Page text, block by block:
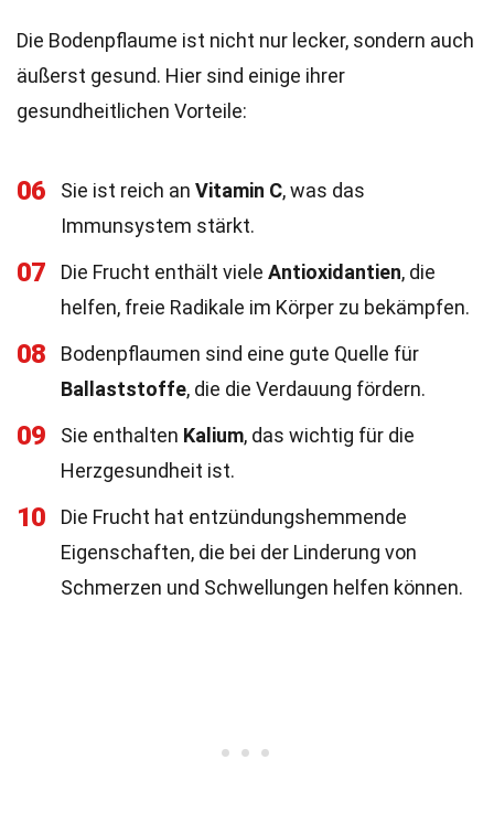
Die Bodenpflaume ist nicht nur lecker, sondern auch
äußerst gesund. Hier sind einige ihrer
gesundheitlichen Vorteile:
06 Sie ist reich an Vitamin C, was das
Immunsystem stärkt.
07 Die Frucht enthält viele Antioxidantien, die
helfen, freie Radikale im Körper zu bekämpfen.
08
Bodenpflaumen sind eine gute Quelle für
Ballaststoffe, die die Verdauung fördern.
09 Sie enthalten Kalium, das wichtig für die
Herzgesundheit ist.
10
Die Frucht hat entzündungshemmende
Eigenschaften, die bei der Linderung von
Schmerzen und Schwellungen helfen können.